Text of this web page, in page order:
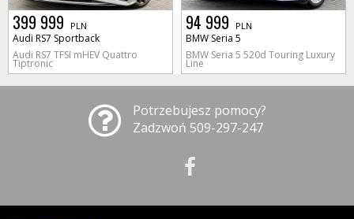
399 999 PLN
Audi RS7 Sportback
Audi RS7 TFSI mHEV Quattro
Tiptronic
94 999 PLN
BMW Seria 5
BMW Seria 5 520d Touring Luxury
Line
Potrzebujesz pomocy?
Zadzwoń 509-297-247